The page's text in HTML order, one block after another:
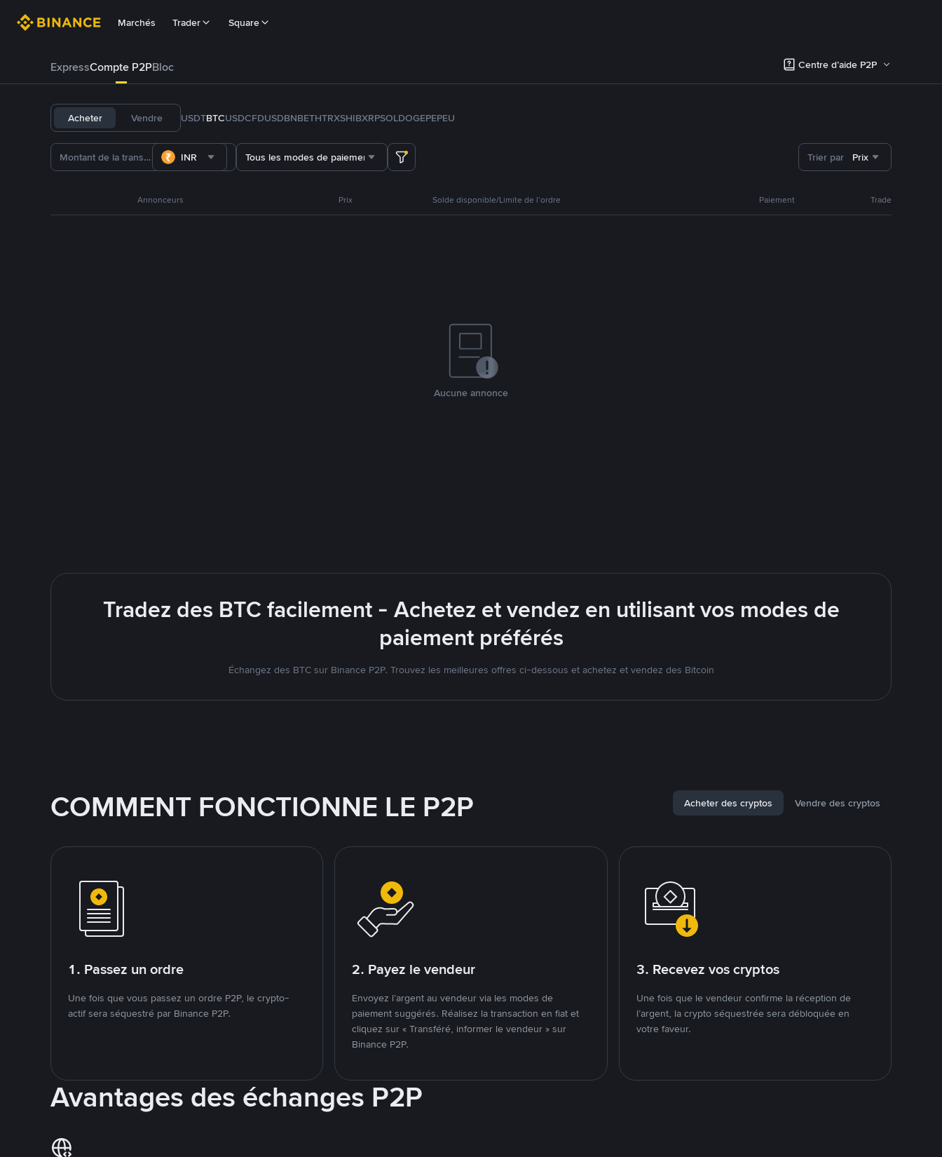
Marchés Trader Square
ExpressCompte P2PBloc Centre d’aide P2P
Acheter Vendre USDTBTCUSDCFDUSDBNBETHTRXSHIBXRPSOLDOGEPEPEU
INR Tous les modes de paiement Trier par Prix
Annonceurs Prix Solde disponible/Limite de l’ordre Paiement Trade
Aucune annonce
Tradez des BTC facilement - Achetez et vendez en utilisant vos modes de
paiement préférés
Échangez des BTC sur Binance P2P. Trouvez les meilleures offres ci-dessous et achetez et vendez des Bitcoin
COMMENT FONCTIONNE LE P2P Acheter des cryptos Vendre des cryptos
1. Passez un ordre
Une fois que vous passez un ordre P2P, le crypto-
actif sera séquestré par Binance P2P.
2. Payez le vendeur
Envoyez l’argent au vendeur via les modes de
paiement suggérés. Réalisez la transaction en fiat et
cliquez sur « Transféré, informer le vendeur » sur
Binance P2P.
3. Recevez vos cryptos
Une fois que le vendeur confirme la réception de
l’argent, la crypto séquestrée sera débloquée en
votre faveur.
Avantages des échanges P2P